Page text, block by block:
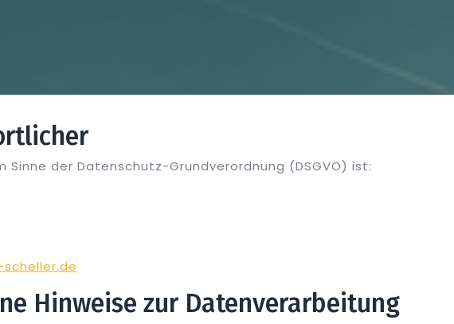
Sinne der Datenschutz-Grundverordnung (DSGVO) ist:
Hinweise zur Datenverarbeitung